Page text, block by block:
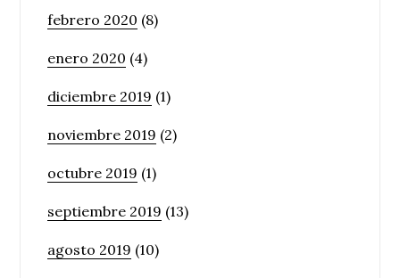
febrero 2020 (8)
enero 2020 (4)
diciembre 2019 (1)
noviembre 2019 (2)
octubre 2019 (1)
septiembre 2019 (13)
agosto 2019 (10)